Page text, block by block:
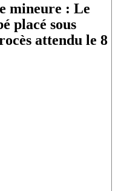
mineure : Le
placé sous
attendu le 8